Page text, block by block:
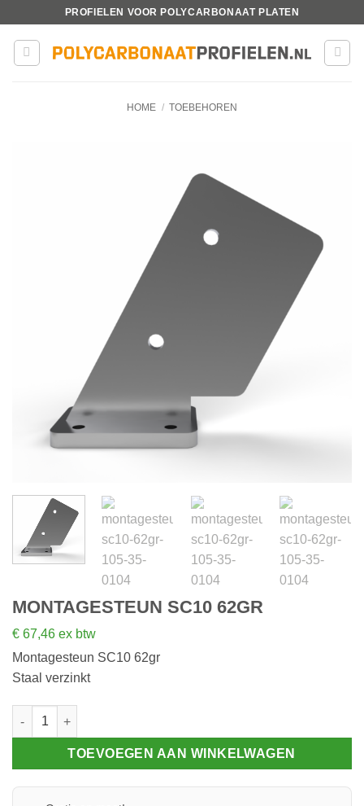
inhoud
PROFIELEN VOOR POLYCARBONAAT PLATEN
HOME / TOEBEHOREN
MONTAGESTEUN SC10 62GR
€ 67,46 ex btw
Montagesteun SC10 62gr
Staal verzinkt
Montagesteun SC10 62gr aantal
TOEVOEGEN AAN WINKELWAGEN